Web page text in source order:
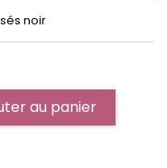
noir
au panier